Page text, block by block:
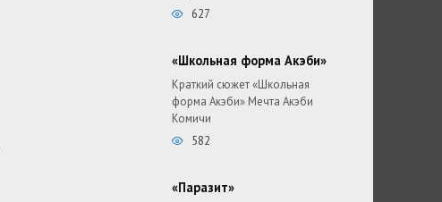
627
«Школьная форма Акэби»
Краткий сюжет «Школьная
форма Акэби» Мечта Акэби
Комичи
582
«Паразит»